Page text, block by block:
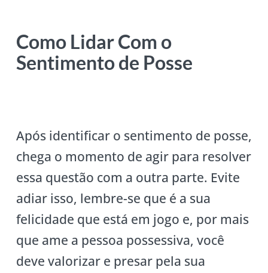
Como Lidar Com o
Sentimento de Posse
Após identificar o sentimento de posse,
chega o momento de agir para resolver
essa questão com a outra parte. Evite
adiar isso, lembre-se que é a sua
felicidade que está em jogo e, por mais
que ame a pessoa possessiva, você
deve valorizar e presar pela sua